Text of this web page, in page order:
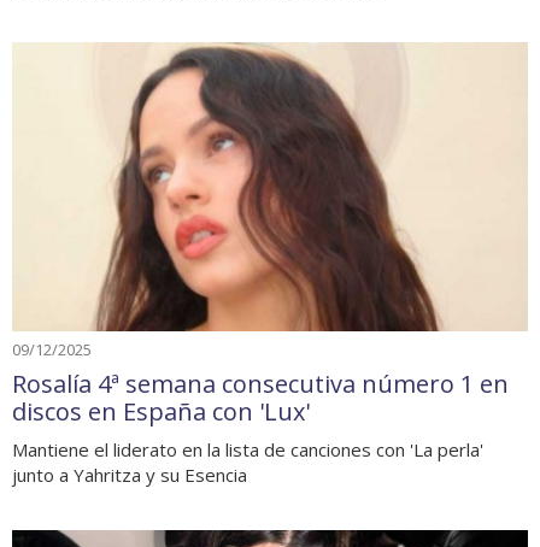
09/12/2025
Rosalía 4ª semana consecutiva número 1 en
discos en España con 'Lux'
Mantiene el liderato en la lista de canciones con 'La perla'
junto a Yahritza y su Esencia